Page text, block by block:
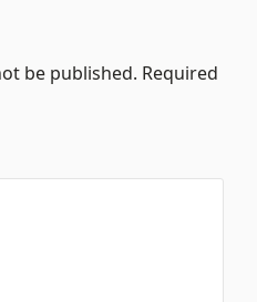
be published. Required